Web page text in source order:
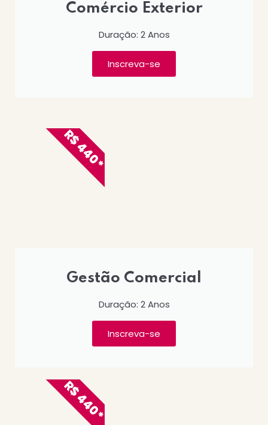
Comércio Exterior
Duração: 2 Anos
Inscreva-se
Gestão Comercial
Duração: 2 Anos
Inscreva-se
R$ 440*
R$ 440*